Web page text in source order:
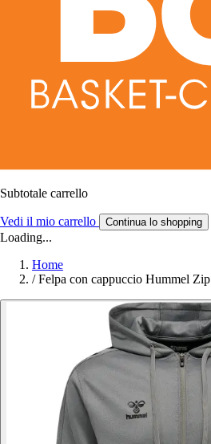
Subtotale carrello
Vedi il mio carrello Continua lo shopping
Loading...
Home
/ Felpa con cappuccio Hummel Zip